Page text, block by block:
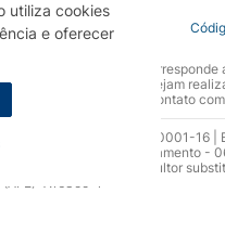
utiliza cookies
e oferecerCovid-19
que o seu site oficial
que não sejam
gentileza entrar em contato
S.A | CNPJ: 17.256.512.0001-
Horário de funcionamento -
– CRF 52.584 - Consultor
7.16355-1